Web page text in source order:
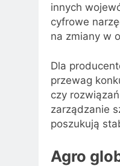
innych
cyfrowe
na zmiany w
Dla
przewag
czy
zarządzanie
poszukują
Agro